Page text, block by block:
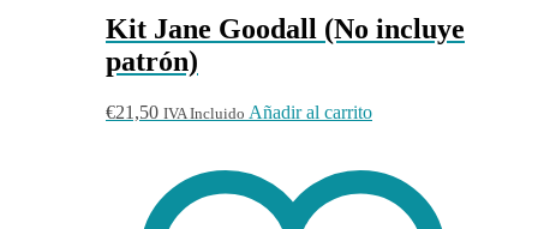
Kit Jane Goodall (No incluye
patrón)
€21,50 IVA Incluido Añadir al carrito